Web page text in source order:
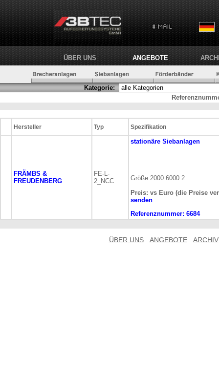
ÜBER UNS ANGEBOTE
Kategorie:
Hersteller Typ Spezifikation
FRÄMBS &
FREUDENBERG
FE-L-
2_NCC
stationäre Siebanlagen
Größe 2000 6000 2
Preis: vs Euro (die Preise
senden
Referenznummer: 6684
ÜBER UNS ANGEBOTE ARCHIV